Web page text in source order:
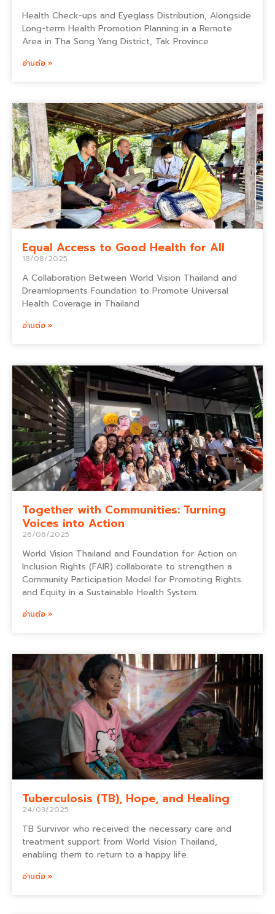
Health Check-ups and Eyeglass Distribution, Alongside
Long-term Health Promotion Planning in a Remote
Area in Tha Song Yang District, Tak Province
อ่านต่อ »
Equal Access to Good Health for All
18/08/2025
A Collaboration Between World Vision Thailand and
Dreamlopments Foundation to Promote Universal
Health Coverage in Thailand
อ่านต่อ »
Together with Communities: Turning
Voices into Action
26/06/2025
World Vision Thailand and Foundation for Action on
Inclusion Rights (FAIR) collaborate to strengthen a
Community Participation Model for Promoting Rights
and Equity in a Sustainable Health System.
อ่านต่อ »
Tuberculosis (TB), Hope, and Healing
24/03/2025
TB Survivor who received the necessary care and
treatment support from World Vision Thailand,
enabling them to return to a happy life.
อ่านต่อ »